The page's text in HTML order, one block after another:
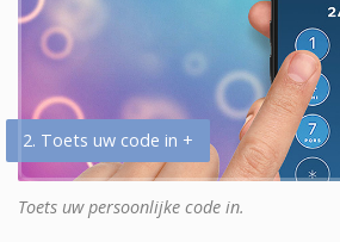
2. Toets uw code in +
Toets uw persoonlijke code in.